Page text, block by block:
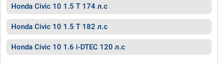
Honda Civic 10 1.5 T 174 л.с
Honda Civic 10 1.5 T 182 л.с
Honda Civic 10 1.6 i-DTEC 120 л.с